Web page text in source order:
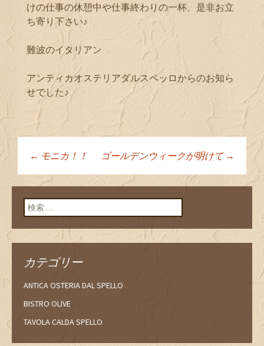
けの仕事の休憩中や仕事終わりの一杯、是非お立
ち寄り下さい♪
難波のイタリアン
アンティカオステリアダルスペッロからのお知ら
せでした♪
投稿ナビゲーショ
ン
← モニカ！！ ゴールデンウィークが明けて →
検索:
カテゴリー
ANTICA OSTERIA DAL SPELLO
BISTRO OLIVE
TAVOLA CALDA SPELLO